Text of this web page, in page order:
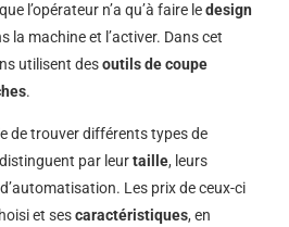
l’opérateur n’a qu’à faire ledesign
la machine et l’activer. Dans cet
utilisent desoutils de coupe
.
de trouver différents types de
par leurtaille, leurs
d’automatisation. Les prix de ceux-ci
et sescaractéristiques, en